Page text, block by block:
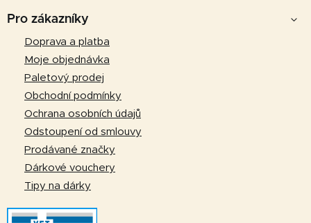
Pro zákazníky
Doprava a platba
Moje objednávka
Paletový prodej
Obchodní podmínky
Ochrana osobních údajů
Odstoupení od smlouvy
Prodávané značky
Dárkové vouchery
Tipy na dárky